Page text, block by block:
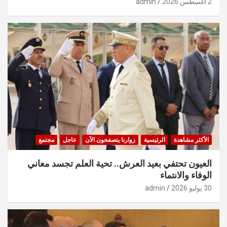
الأكثر مشاهدة الرئيسية زوارنا يتصفحون الآن عاجل مجتمع
العيون تحتفي بعيد العرش.. تحية العلم تجسد معاني
الوفاء والانتماء
30 يوليو 2026 admin